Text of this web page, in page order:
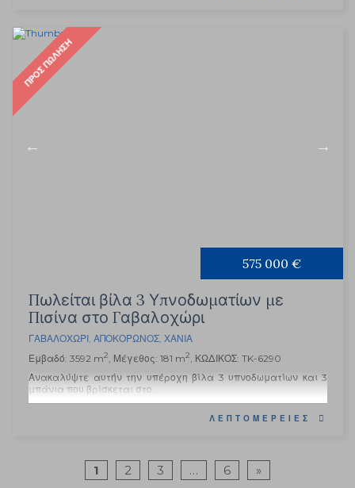
ΠΡΟΣ ΠΏΛΗΣΗ
575 000 €
Πωλείται βίλα 3 Υπνοδωματίων με
Πισίνα στο Γαβαλοχώρι
ΓΑΒΑΛΟΧΏΡΙ, ΑΠΟΚΌΡΩΝΟΣ, ΧΑΝΙΆ
Εμβαδό: 3592 m2, Μέγεθος: 181 m2, ΚΩΔΙΚΟΣ: TK-6290
Ανακαλύψτε αυτήν την υπέροχη βίλα 3 υπνοδωματίων και 3
μπάνια που βρίσκεται στο...
ΛΕΠΤΟΜΈΡΕΙΕΣ
1 2 3 … 6 »